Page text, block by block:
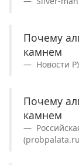
Почему
камнем
Новости
Почему
камнем